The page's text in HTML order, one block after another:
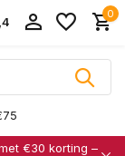
0
€30 korting –